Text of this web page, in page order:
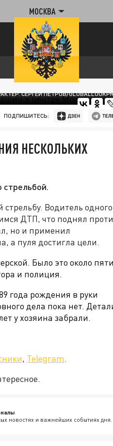
МОСКВА
СЕРГЕЙ ПЕТРОВ/
ПОДПИШИТЕСЬ:
НЕСКОЛЬКИХ
стрельбой.
Водитель
ДТП, что поднял
но и применил
а пуля достигла цели.
Было это около пяти
и полиция.
года рождения в руки
дела пока нет.
у хозяина забрали.
, Telegram.
новостях и важнейших событиях дня.